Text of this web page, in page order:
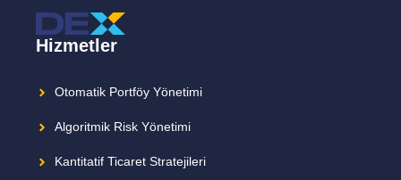
Hizmetler
Otomatik Portföy Yönetimi
Algoritmik Risk Yönetimi
Kantitatif Ticaret Stratejileri